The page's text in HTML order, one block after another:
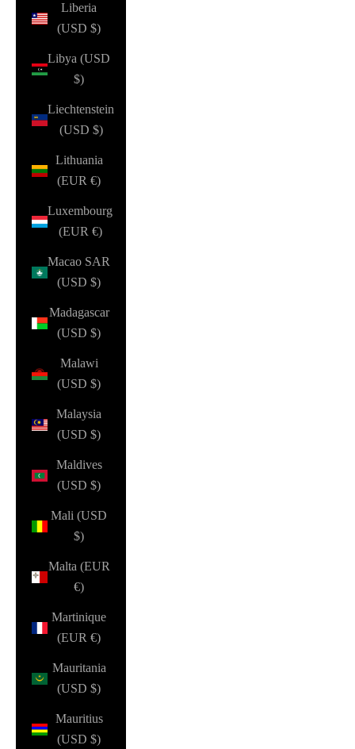
Liberia
(USD $)
Libya (USD
$)
Liechtenstein
(USD $)
Lithuania
(EUR €)
Luxembourg
(EUR €)
Macao SAR
(USD $)
Madagascar
(USD $)
Malawi
(USD $)
Malaysia
(USD $)
Maldives
(USD $)
Mali (USD
$)
Malta (EUR
€)
Martinique
(EUR €)
Mauritania
(USD $)
Mauritius
(USD $)